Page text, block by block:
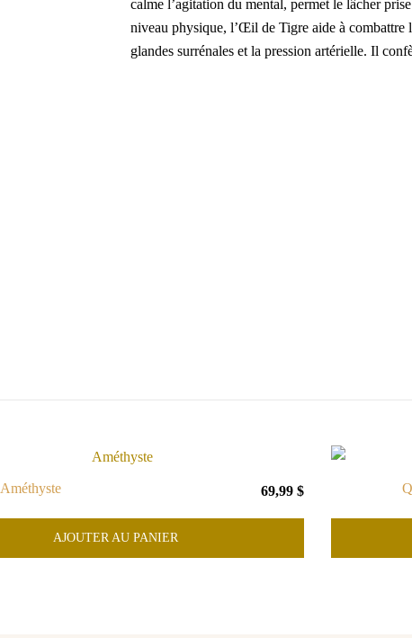
calme l’agitation du mental, permet le lâcher
niveau physique, l’Œil de Tigre aide à combattre
glandes surrénales et la pression artérielle. Il
Améthyste 69,99 $
AJOUTER AU PANIER